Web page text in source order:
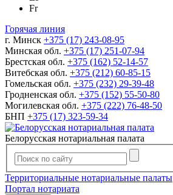
Fr
Горячая линия
г. Минск +375 (17) 243-08-95
Минская обл. +375 (17) 251-07-94
Брестская обл. +375 (162) 52-14-57
Витебская обл. +375 (212) 60-85-15
Гомельская обл. +375 (232) 29-39-48
Гродненская обл. +375 (152) 55-50-80
Могилевская обл. +375 (222) 76-48-50
БНП +375 (17) 323-59-34
Белорусская нотариальная палата
Территориальные нотариальные палаты
Портал нотариата